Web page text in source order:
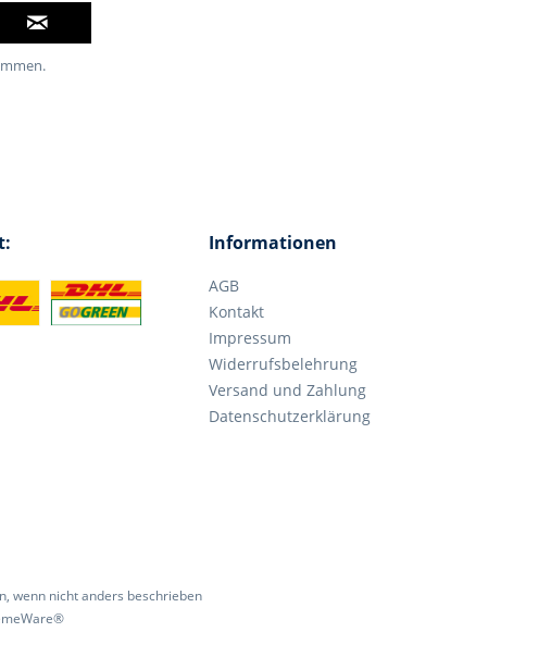
Informationen
AGB
Kontakt
Impressum
Widerrufsbelehrung
Versand und Zahlung
Datenschutzerklärung
wenn nicht anders beschrieben